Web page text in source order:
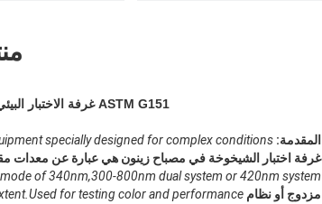
ASTM G151 غرفة الاختبار البيئي ، غرفة مقاومة الشيخوخة مصباح زينون التجوية
المقدمة: specially designed for complex conditions.
غرفة اختبار الشيخوخة في مصباح زينون هي عبارة عن
of 340nm,300-800nm dual system or 420nm system.
مزدوج أو نظام 420nm. for testing color and performance